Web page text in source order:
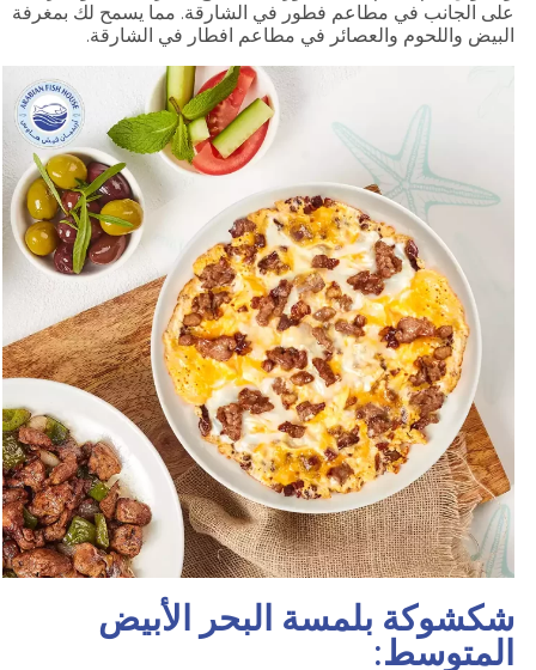
على الجانب في مطاعم فطور في الشارقة. مما يسمح لك بمغرفة
البيض واللحوم والعصائر في مطاعم افطار في الشارقة.
شكشوكة بلمسة البحر الأبيض
المتوسط: